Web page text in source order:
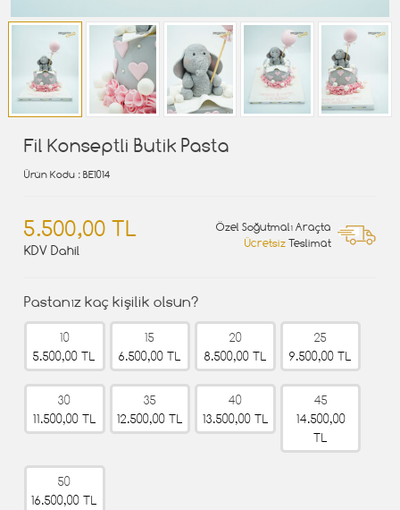
Fil Konseptli Butik Pasta
Ürün Kodu : BE1014
5.500,00 TL
KDV Dahil
Özel Soğutmalı Araçta
Ücretsiz Teslimat
Pastanız kaç kişilik olsun?
10
5.500,00 TL
15
6.500,00 TL
20
8.500,00 TL
25
9.500,00 TL
30
11.500,00 TL
35
12.500,00 TL
40
13.500,00 TL
45
14.500,00
TL
50
16.500,00 TL